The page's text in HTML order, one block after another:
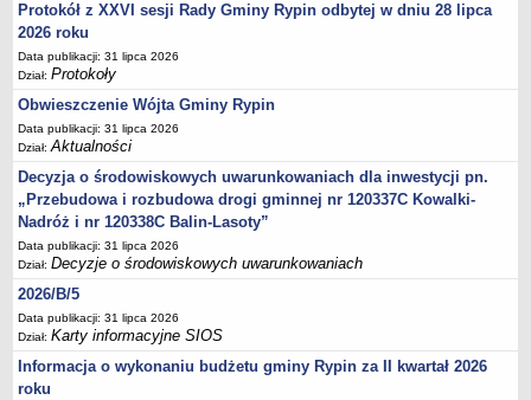
Jednostki organizacyjne, GOPS, Instytucja kultury, OSP
Jednostki pomocnicze - sołectwa
Plan pracy komisji rewizyjnej
Sesje Rady Gminy Rypin
PRAWO LOKALNE
Statut
Strategia rozwoju
Uchwały
Projekty uchwał
Protokoły
Imienne wykazy głosowań radnych
Postać dokumentów
Akty Prawne, Dzienniki Ustaw, Monitory Polskie
Protokół z XXVI sesji Rady Gminy Rypin odbytej w dniu 28 lipca
2026 roku
Data publikacji: 31 lipca 2026
Dział:Protokoły
Obwieszczenie Wójta Gminy Rypin
Data publikacji: 31 lipca 2026
Dział:Aktualności
Decyzja o środowiskowych uwarunkowaniach dla inwestycji pn.
„Przebudowa i rozbudowa drogi gminnej nr 120337C Kowalki-
Nadróż i nr 120338C Balin-Lasoty”
Data publikacji: 31 lipca 2026
Dział:Decyzje o środowiskowych uwarunkowaniach
2026/B/5
Data publikacji: 31 lipca 2026
Dział:Karty informacyjne SIOS
Informacja o wykonaniu budżetu gminy Rypin za II kwartał 2026
roku